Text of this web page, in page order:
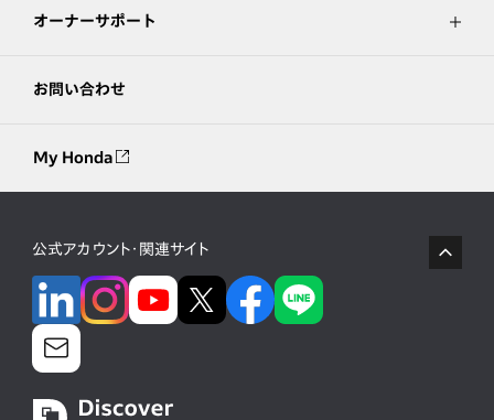
オーナーサポート
お問い合わせ
My Honda
公式アカウント・関連サイト